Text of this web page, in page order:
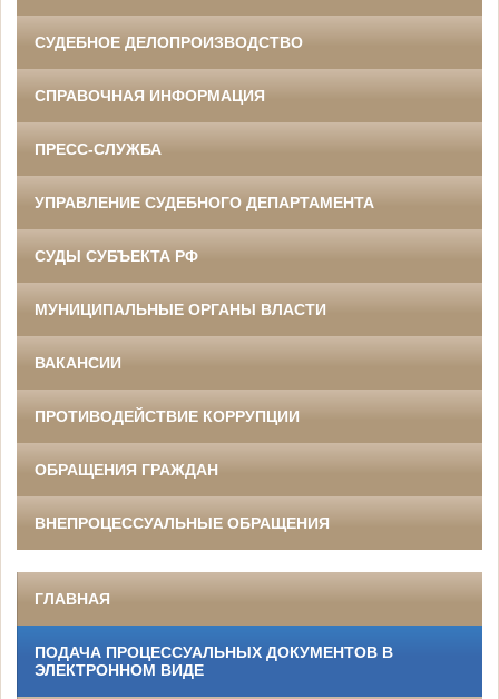
СУДЕБНОЕ ДЕЛОПРОИЗВОДСТВО
СПРАВОЧНАЯ ИНФОРМАЦИЯ
ПРЕСС-СЛУЖБА
УПРАВЛЕНИЕ СУДЕБНОГО ДЕПАРТАМЕНТА
СУДЫ СУБЪЕКТА РФ
МУНИЦИПАЛЬНЫЕ ОРГАНЫ ВЛАСТИ
ВАКАНСИИ
ПРОТИВОДЕЙСТВИЕ КОРРУПЦИИ
ОБРАЩЕНИЯ ГРАЖДАН
ВНЕПРОЦЕССУАЛЬНЫЕ ОБРАЩЕНИЯ
ГЛАВНАЯ
ПОДАЧА ПРОЦЕССУАЛЬНЫХ ДОКУМЕНТОВ В
ЭЛЕКТРОННОМ ВИДЕ